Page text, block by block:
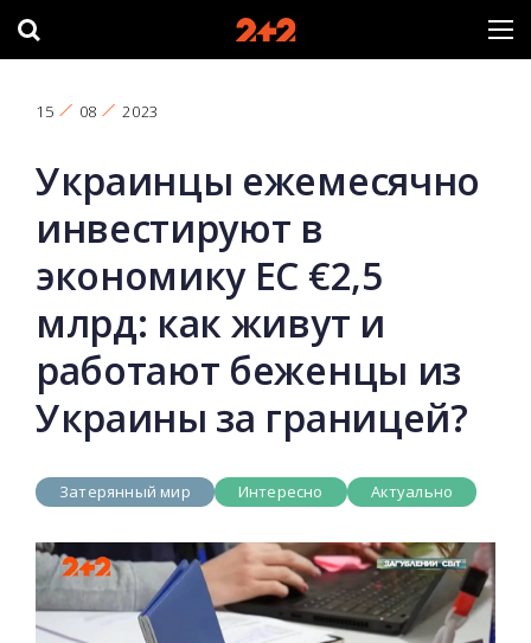
15 08 2023
Украинцы ежемесячно
инвестируют в
экономику ЕС €2,5
млрд: как живут и
работают беженцы из
Украины за границей?
Затерянный мир Интересно Актуально